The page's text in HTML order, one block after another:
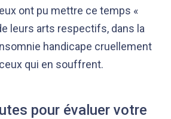
ont pu mettre ce temps «
leurs arts respectifs, dans la
handicape cruellement
qui en souffrent.
pour évaluer votre